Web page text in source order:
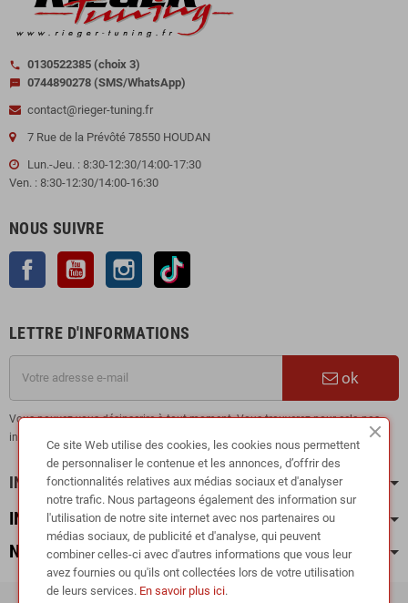
call 0130522385 (choix 3)
sms
0744890278 (SMS/WhatsApp)
contact@rieger-tuning.fr
7 Rue de la Prévôté 78550 HOUDAN
Lun.-Jeu. : 8:30-12:30/14:00-17:30
Ven. : 8:30-12:30/14:00-16:30
NOUS SUIVRE
Facebook YouTube Instagram
LETTRE D'INFORMATIONS
ok
Vous pouvez vous désinscrire à tout moment. Vous trouverez pour cela nos
informations de contact dans les conditions d'utilisation du site.
INFORMATION
INFOS PRATIQUES
NOS CATÉGORIES
Ce site Web utilise des cookies, les cookies nous permettent
de personnaliser le contenue et les annonces, d’offrir des
fonctionnalités relatives aux médias sociaux et d'analyser
notre trafic. Nous partageons également des information sur
l'utilisation de notre site internet avec nos partenaires ou
médias sociaux, de publicité et d'analyse, qui peuvent
combiner celles-ci avec d'autres informations que vous leur
avez fournies ou qu'ils ont collectées lors de votre utilisation
de leurs services. En savoir plus ici.